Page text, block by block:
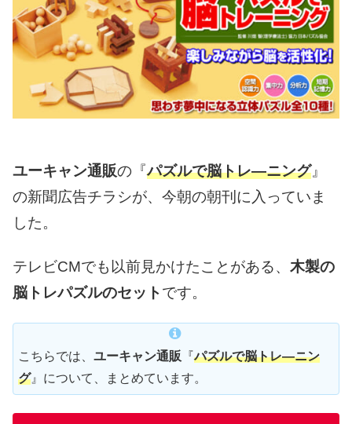
ユーキャン通販の『パズルで脳トレ―ニング』
の新聞広告チラシが、今朝の朝刊に入っていま
した。
テレビCMでも以前見かけたことがある、 木製の
脳トレパズルのセットです。
こちらでは、 ユーキャン通販 『パズルで脳トレ―ニン
グ』について、まとめています。